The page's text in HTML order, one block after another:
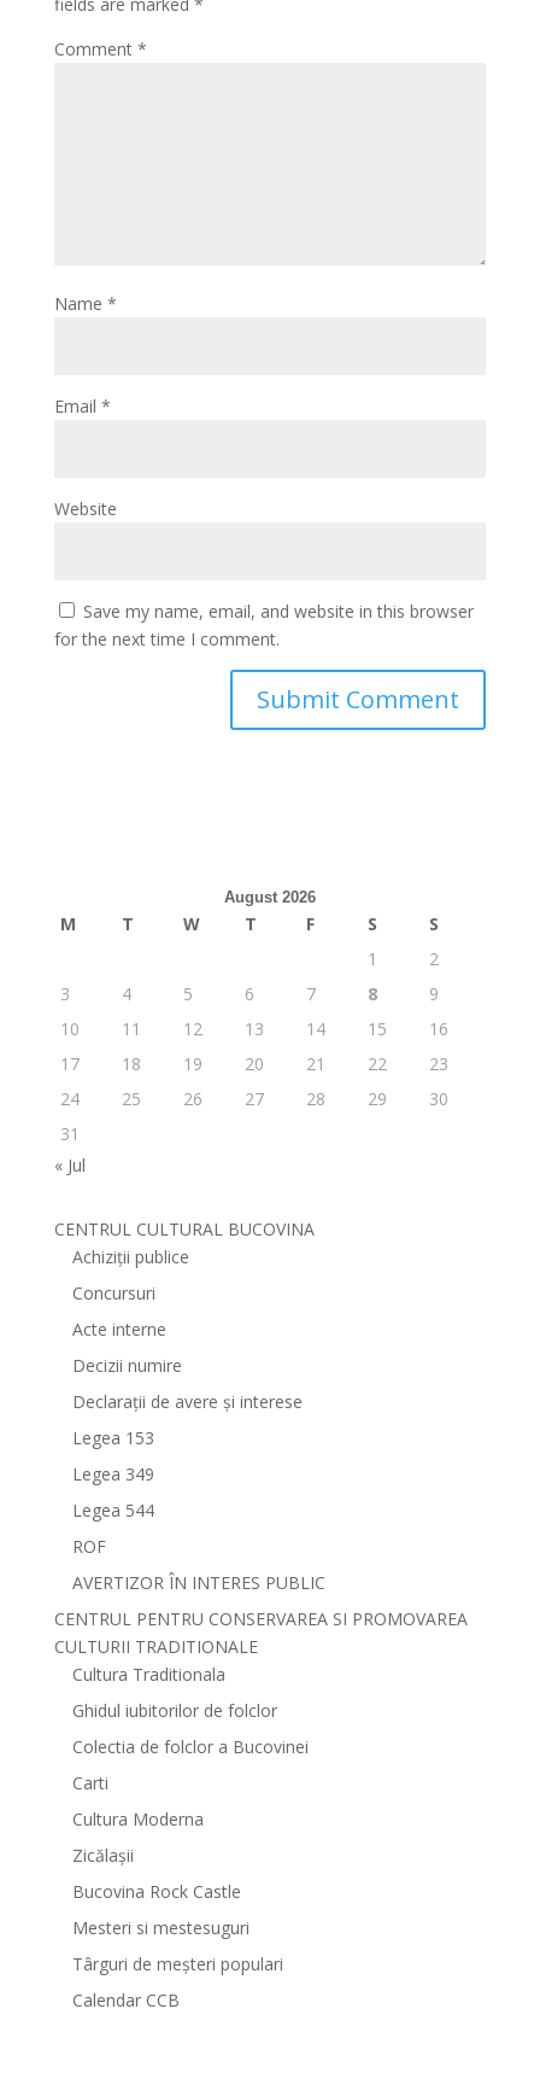
Comment *
Name *
Email *
Website
Save my name, email, and website in this browser
for the next time I comment.
August 2026
M T W T F S
S
1
2
3
4 5 6 7 8
9
10
11 12 13 14 15
16
17
18 19 20 21 22
23
24
25 26 27 28 29
30
31
« Jul
CENTRUL CULTURAL BUCOVINA
Achiziții publice
Concursuri
Acte interne
Decizii numire
Declarații de avere și interese
Legea 153
Legea 349
Legea 544
ROF
AVERTIZOR ÎN INTERES PUBLIC
CENTRUL PENTRU CONSERVAREA SI PROMOVAREA
CULTURII TRADITIONALE
Cultura Traditionala
Ghidul iubitorilor de folclor
Colectia de folclor a Bucovinei
Carti
Cultura Moderna
Zicălașii
Bucovina Rock Castle
Mesteri si mestesuguri
Târguri de meșteri populari
Calendar CCB